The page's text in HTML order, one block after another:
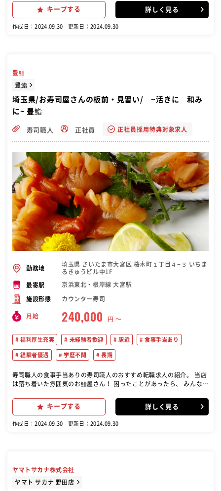
キープする 詳しく見る
作成日：2024.09.30 更新日：2024.09.30
豊鮨
豊鮨
埼玉県/お寿司屋さんの板前・見習い/ ~活きに 和み
に~ 豊鮨
寿司職人 正社員 正社員採用特典対象求人
勤務地
埼玉県 さいたま市大宮区 桜木町１丁目４−３ いちま
るきゅうビル中1F
最寄駅 京浜東北・根岸線 大宮駅
施設形態 カウンター寿司
月給 240,000 円 〜
福利厚生充実 未経験者歓迎 駅近 食事手当あり
経験者優遇 学歴不問 長期
寿司職人の食事手当ありの寿司職人のおすすめ転職求人の紹介。 当店
は落ち着いた雰囲気のお鮨屋さん！ 困ったことがあったら、 みんなで
す！ 寿司の調理と提供 接客業務 店舗のチームワークへの貢献 食材の
管理・仕込み 清掃・後片付け
キープする 詳しく見る
作成日：2024.09.30 更新日：2024.09.30
ヤマトサカナ株式会社
ヤマト サカナ 野田店